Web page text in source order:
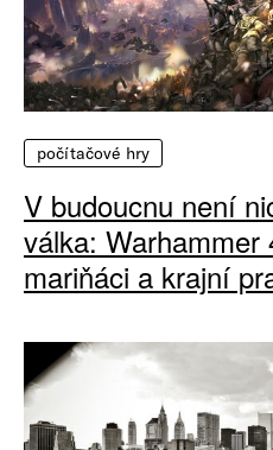
počítačové hry
V budoucnu není
válka:
mariňáci a krajní